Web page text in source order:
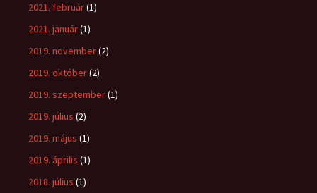
2021. február(1)
2021. január(1)
2019. november(2)
2019. október(2)
2019. szeptember(1)
2019. július (2)
2019. május (1)
2019. április (1)
2018. július (1)